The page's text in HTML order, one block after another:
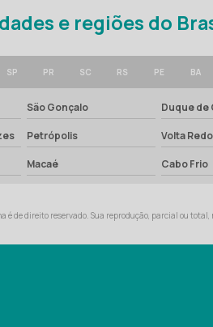
e regiões do
SP PR SC RS PE BA
São Gonçalo Duque de
Petrópolis Volta
Macaé Cabo Frio
é de direito reservado. Sua reprodução, parcial ou